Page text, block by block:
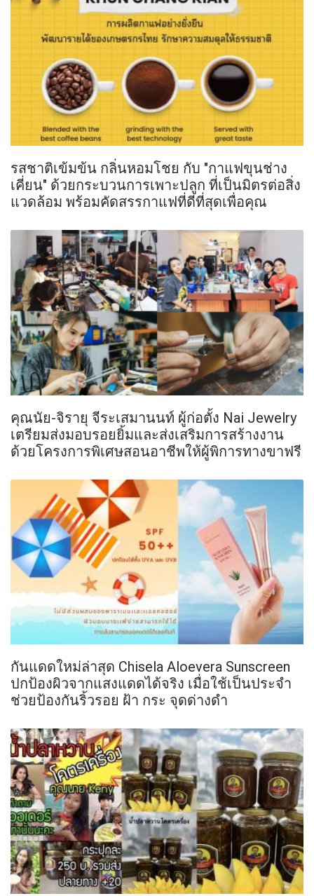
รสชาติเข้มข้น กลิ่นหอมโชย กับ "กาแฟขุนช่าง
เคี่ยน" ด้วยกระบวนการเพาะปลูก ที่เป็นมิตรต่อสิ่ง
แวดล้อม พร้อมคัดสรรกาแฟที่ดีที่สุดเพื่อคุณ
คุณนัย-จิรายุ จีระเสมานนท์ ผู้ก่อตั้ง Nai Jewelry
เตรียมส่งมอบรอยยิ้มและส่งเสริมการสร้างงาน
ด้วยโครงการพิเศษสอนอาชีพให้ผู้พิการทางขาฟรี
กันแดดใหม่ล่าสุด Chisela Aloevera Sunscreen
ปกป้องผิวจากแสงแดดได้จริง เมื่อใช้เป็นประจำ
ช่วยป้องกันริ้วรอย ฝ้า กระ จุดด่างดำ